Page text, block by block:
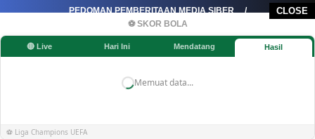
CLOSE
⚽ SKOR BOLA
🔴 Live Hari Ini Mendatang Hasil
Memuat data...
⚽ Liga Champions UEFA
PEDOMAN PEMBERITAAN MEDIA SIBER
PEDOMAN PEMBERITAAN RAMAH ANAK
KOREKSI & KLARIFIKASI
KEBIJAKAN IKLAN / ADVERTORIAL